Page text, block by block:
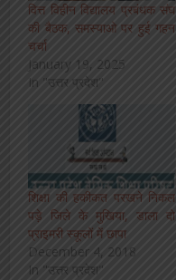
वित्त विहीन विद्यालय प्रबंधक संघ
की बैठक, समस्याओ पर हुई गहन
चर्चा
January 19, 2025
In "उत्तर प्रदेश"
शिक्षा की हकीकत परखने निकल
पड़े जिले के मुखिया, डाला दो
प्राइमरी स्कूलों में छापा
December 4, 2018
In "उत्तर प्रदेश"